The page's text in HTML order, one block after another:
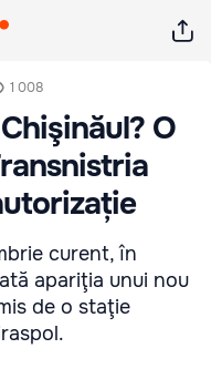
1 008
O
curent, în
apariţia unui nou
de o staţie